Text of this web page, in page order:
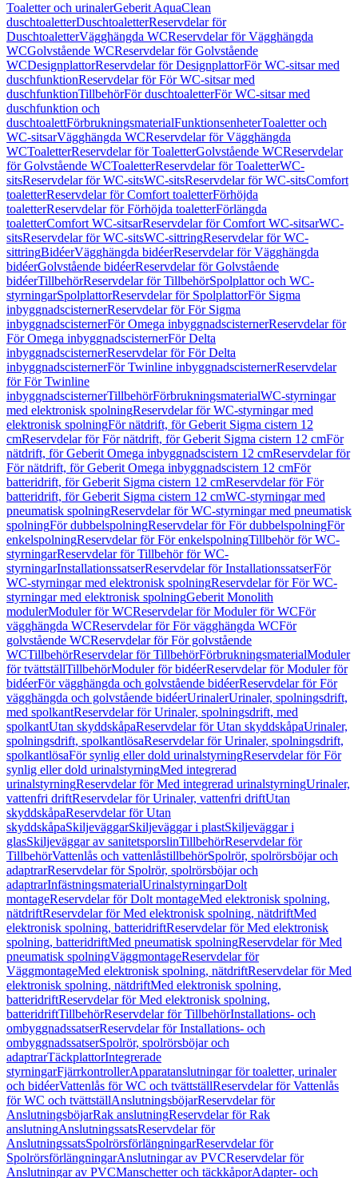
Toaletter och urinalerGeberit AquaClean
duschtoaletterDuschtoaletterReservdelar för
DuschtoaletterVägghängda WCReservdelar för Vägghängda
WCGolvstående WCReservdelar för Golvstående
WCDesignplattorReservdelar för DesignplattorFör WC-sitsar med
duschfunktionReservdelar för För WC-sitsar med
duschfunktionTillbehörFör duschtoaletterFör WC-sitsar med
duschfunktion och
duschtoalettFörbrukningsmaterialFunktionsenheterToaletter och
WC-sitsarVägghängda WCReservdelar för Vägghängda
WCToaletterReservdelar för ToaletterGolvstående WCReservdelar
för Golvstående WCToaletterReservdelar för ToaletterWC-
sitsReservdelar för WC-sitsWC-sitsReservdelar för WC-sitsComfort
toaletterReservdelar för Comfort toaletterFörhöjda
toaletterReservdelar för Förhöjda toaletterFörlängda
toaletterComfort WC-sitsarReservdelar för Comfort WC-sitsarWC-
sitsReservdelar för WC-sitsWC-sittringReservdelar för WC-
sittringBidéerVägghängda bidéerReservdelar för Vägghängda
bidéerGolvstående bidéerReservdelar för Golvstående
bidéerTillbehörReservdelar för TillbehörSpolplattor och WC-
styrningarSpolplattorReservdelar för SpolplattorFör Sigma
inbyggnadscisternerReservdelar för För Sigma
inbyggnadscisternerFör Omega inbyggnadscisternerReservdelar för
För Omega inbyggnadscisternerFör Delta
inbyggnadscisternerReservdelar för För Delta
inbyggnadscisternerFör Twinline inbyggnadscisternerReservdelar
för För Twinline
inbyggnadscisternerTillbehörFörbrukningsmaterialWC-styrningar
med elektronisk spolningReservdelar för WC-styrningar med
elektronisk spolningFör nätdrift, för Geberit Sigma cistern 12
cmReservdelar för För nätdrift, för Geberit Sigma cistern 12 cmFör
nätdrift, för Geberit Omega inbyggnadscistern 12 cmReservdelar för
För nätdrift, för Geberit Omega inbyggnadscistern 12 cmFör
batteridrift, för Geberit Sigma cistern 12 cmReservdelar för För
batteridrift, för Geberit Sigma cistern 12 cmWC-styrningar med
pneumatisk spolningReservdelar för WC-styrningar med pneumatisk
spolningFör dubbelspolningReservdelar för För dubbelspolningFör
enkelspolningReservdelar för För enkelspolningTillbehör för WC-
styrningarReservdelar för Tillbehör för WC-
styrningarInstallationssatserReservdelar för InstallationssatserFör
WC-styrningar med elektronisk spolningReservdelar för För WC-
styrningar med elektronisk spolningGeberit Monolith
modulerModuler för WCReservdelar för Moduler för WCFör
vägghängda WCReservdelar för För vägghängda WCFör
golvstående WCReservdelar för För golvstående
WCTillbehörReservdelar för TillbehörFörbrukningsmaterialModuler
för tvättställTillbehörModuler för bidéerReservdelar för Moduler för
bidéerFör vägghängda och golvstående bidéerReservdelar för För
vägghängda och golvstående bidéerUrinalerUrinaler, spolningsdrift,
med spolkantReservdelar för Urinaler, spolningsdrift, med
spolkantUtan skyddskåpaReservdelar för Utan skyddskåpaUrinaler,
spolningsdrift, spolkantlösaReservdelar för Urinaler, spolningsdrift,
spolkantlösaFör synlig eller dold urinalstyrningReservdelar för För
synlig eller dold urinalstyrningMed integrerad
urinalstyrningReservdelar för Med integrerad urinalstyrningUrinaler,
vattenfri driftReservdelar för Urinaler, vattenfri driftUtan
skyddskåpaReservdelar för Utan
skyddskåpaSkiljeväggarSkiljeväggar i plastSkiljeväggar i
glasSkiljeväggar av sanitetsporslinTillbehörReservdelar för
TillbehörVattenlås och vattenlåstillbehörSpolrör, spolrörsböjar och
adaptrarReservdelar för Spolrör, spolrörsböjar och
adaptrarInfästningsmaterialUrinalstyrningarDolt
montageReservdelar för Dolt montageMed elektronisk spolning,
nätdriftReservdelar för Med elektronisk spolning, nätdriftMed
elektronisk spolning, batteridriftReservdelar för Med elektronisk
spolning, batteridriftMed pneumatisk spolningReservdelar för Med
pneumatisk spolningVäggmontageReservdelar för
VäggmontageMed elektronisk spolning, nätdriftReservdelar för Med
elektronisk spolning, nätdriftMed elektronisk spolning,
batteridriftReservdelar för Med elektronisk spolning,
batteridriftTillbehörReservdelar för TillbehörInstallations- och
ombyggnadssatserReservdelar för Installations- och
ombyggnadssatserSpolrör, spolrörsböjar och
adaptrarTäckplattorIntegrerade
styrningarFjärrkontrollerApparatanslutningar för toaletter, urinaler
och bidéerVattenlås för WC och tvättställReservdelar för Vattenlås
för WC och tvättställAnslutningsböjarReservdelar för
AnslutningsböjarRak anslutningReservdelar för Rak
anslutningAnslutningssatsReservdelar för
AnslutningssatsSpolrörsförlängningarReservdelar för
SpolrörsförlängningarAnslutningar av PVCReservdelar för
Anslutningar av PVCManschetter och täckkåporAdapter- och